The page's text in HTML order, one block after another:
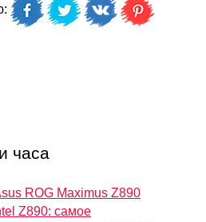
часа
ROG Maximus Z890
Z890: самое